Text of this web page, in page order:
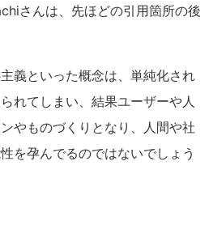
さんは、先ほどの引用箇所の後
義といった概念は、単純化され
れてしまい、結果ユーザーや人
やものづくりとなり、人間や社
を孕んでるのではないでしょう